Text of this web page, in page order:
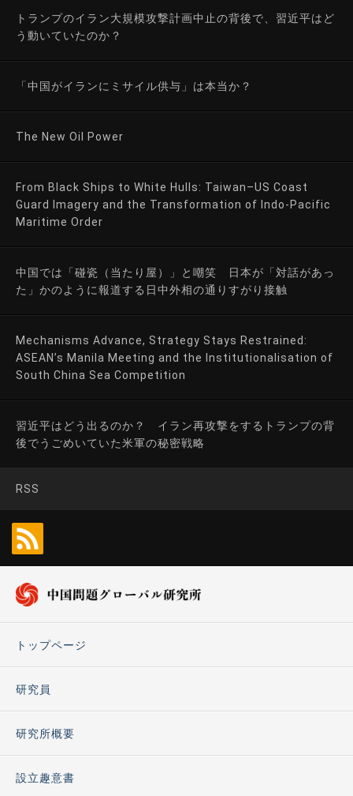
トランプのイラン大規模攻撃計画中止の背後で、習近平はど
う動いていたのか？
「中国がイランにミサイル供与」は本当か？
The New Oil Power
From Black Ships to White Hulls: Taiwan–US Coast
Guard Imagery and the Transformation of Indo-Pacific
Maritime Order
中国では「碰瓷（当たり屋）」と嘲笑 日本が「対話があっ
た」かのように報道する日中外相の通りすがり接触
Mechanisms Advance, Strategy Stays Restrained:
ASEAN’s Manila Meeting and the Institutionalisation of
South China Sea Competition
習近平はどう出るのか？ イラン再攻撃をするトランプの背
後でうごめいていた米軍の秘密戦略
RSS
トップページ
研究員
研究所概要
設立趣意書